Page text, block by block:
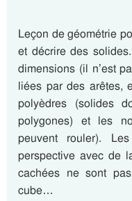
Leçon de géométrie
et décrire des
dimensions (il n’est
liées par des arêtes,
polyèdres (solides
polygones) et les
peuvent rouler).
perspective avec de
cachées ne sont
cube…